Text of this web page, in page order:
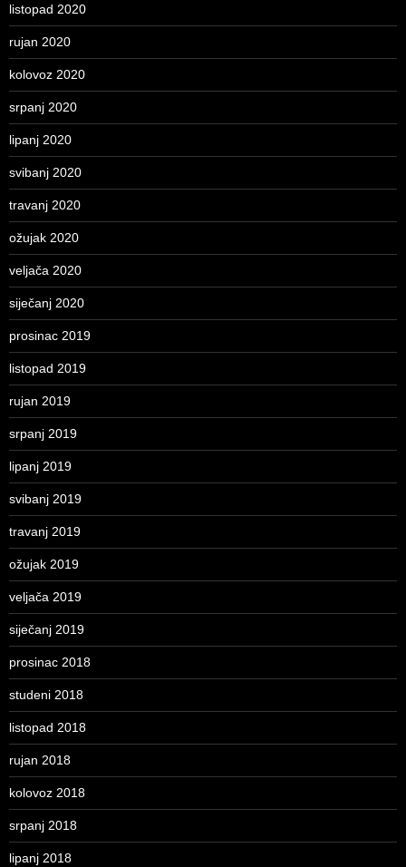
listopad 2020
rujan 2020
kolovoz 2020
srpanj 2020
lipanj 2020
svibanj 2020
travanj 2020
ožujak 2020
veljača 2020
siječanj 2020
prosinac 2019
listopad 2019
rujan 2019
srpanj 2019
lipanj 2019
svibanj 2019
travanj 2019
ožujak 2019
veljača 2019
siječanj 2019
prosinac 2018
studeni 2018
listopad 2018
rujan 2018
kolovoz 2018
srpanj 2018
lipanj 2018